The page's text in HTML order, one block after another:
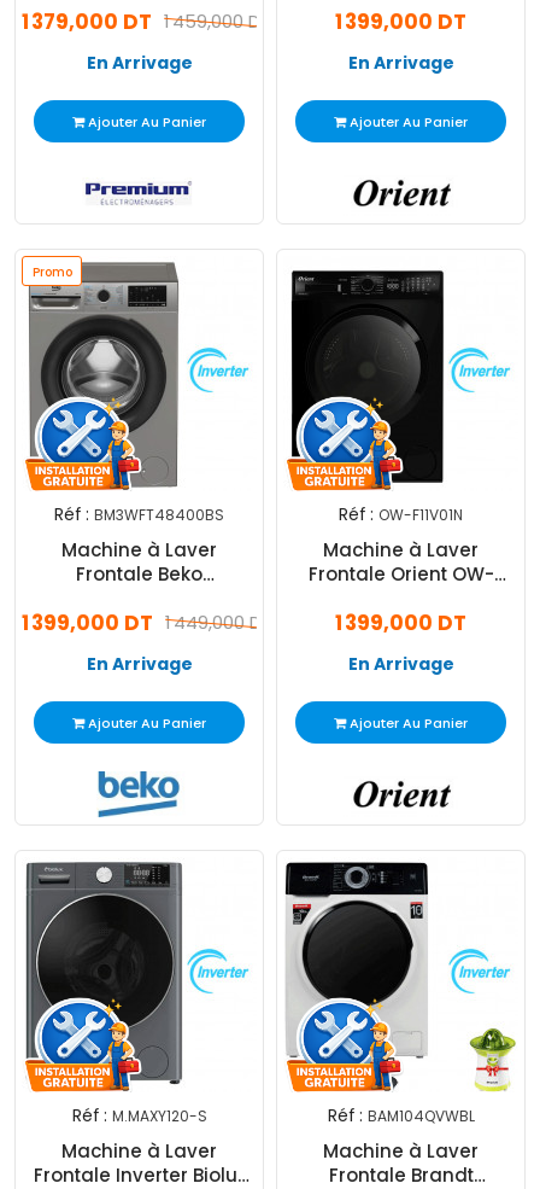
9Kg Gris1 459,000 DT
1 379,000 DT
En Arrivage
Ajouter Au Panier
1 399,000 DT
En Arrivage
Ajouter Au Panier
Promo
Réf : BM3WFT48400BS
Machine à Laver
Frontale Beko
Inverter 8Kg Silver
1 449,000 DT
1 399,000 DT
En Arrivage
Ajouter Au Panier
Réf : OW-F11V01N
Machine à Laver
Frontale Orient OW-
1 399,000 DT
En Arrivage
Ajouter Au Panier
Réf : M.MAXY120-S
Machine à Laver
Frontale Inverter Biolux
Réf : BAM104QVWBL
Machine à Laver
Frontale Brandt